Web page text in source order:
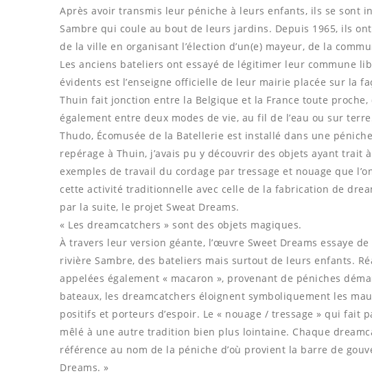
Après avoir transmis leur péniche à leurs enfants, ils se
Sambre qui coule au bout de leurs jardins. Depuis 1965, ils
de la ville en organisant l’élection d’un(e) mayeur, de la
Les anciens bateliers ont essayé de légitimer leur commune
évidents est l’enseigne officielle de leur mairie placée sur la
Thuin fait jonction entre la Belgique et la France toute
également entre deux modes de vie, au fil de l’eau ou sur
Thudo, Écomusée de la Batellerie est installé dans une
repérage à Thuin, j’avais pu y découvrir des objets ayant trait
exemples de travail du cordage par tressage et nouage que
cette activité traditionnelle avec celle de la fabrication de
par la suite, le projet Sweat Dreams.
« Les dreamcatchers » sont des objets magiques.
À travers leur version géante, l’œuvre Sweet Dreams essaye
rivière Sambre, des bateliers mais surtout de leurs enfants.
appelées également « macaron », provenant de péniches
bateaux, les dreamcatchers éloignent symboliquement les
positifs et porteurs dʼespoir. Le « nouage / tressage » qui
mêlé à une autre tradition bien plus lointaine. Chaque
référence au nom de la péniche d’où provient la barre de
Dreams. »